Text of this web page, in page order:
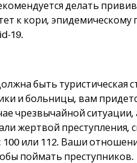
делать
к кори,
19.
быть туристическая
и больницы, вам
чрезвычайной
жертвой
или 112. Ваши
поймать преступников.